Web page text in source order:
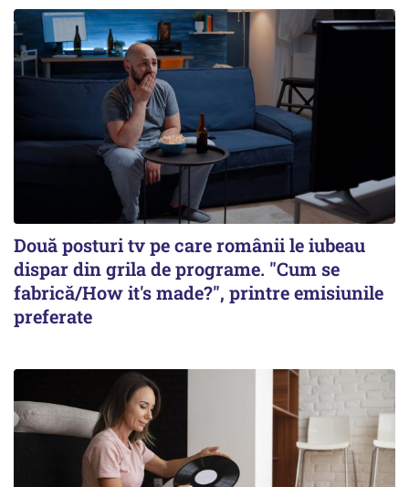
Două posturi tv pe care românii le iubeau
dispar din grila de programe. "Cum se
fabrică/How it's made?", printre emisiunile
preferate